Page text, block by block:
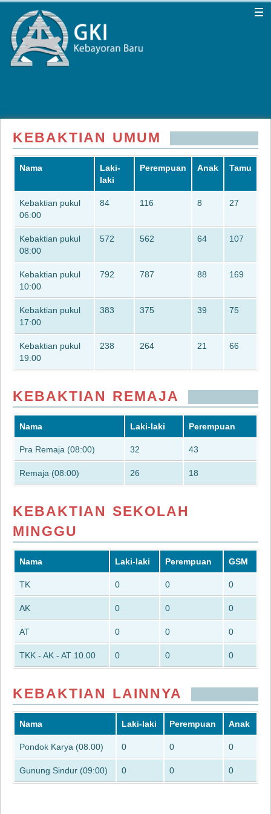
KEBAKTIAN UMUM
Nama
Laki-
laki
Perempuan Anak Tamu
Kebaktian pukul
06:00
84 116 8 27
Kebaktian pukul
08:00
572 562 64 107
Kebaktian pukul
10:00
792 787 88 169
Kebaktian pukul
17:00
383 375 39 75
Kebaktian pukul
19:00
238 264 21 66
KEBAKTIAN REMAJA
Nama Laki-laki Perempuan
Pra Remaja (08:00) 32 43
Remaja (08:00) 26 18
KEBAKTIAN SEKOLAH
MINGGU
Nama Laki-laki Perempuan GSM
TK 0 0 0
AK 0 0 0
AT 0 0 0
TKK - AK - AT 10.00 0 0 0
KEBAKTIAN LAINNYA
Nama Laki-laki Perempuan Anak
Pondok Karya (08.00) 0 0 0
Gunung Sindur (09:00) 0 0 0